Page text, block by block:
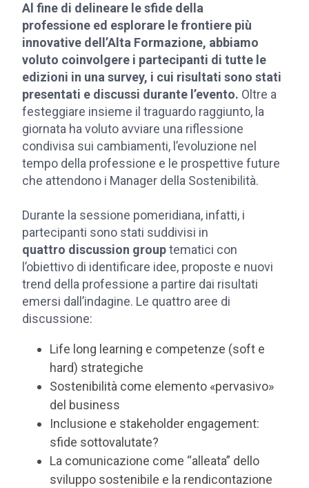
Al fine di delineare le sfide della
professione ed esplorare le frontiere più
innovative dell’Alta Formazione, abbiamo
voluto coinvolgere i partecipanti di tutte le
edizioni in una survey, i cui risultati sono stati
presentati e discussi durante l’evento. Oltre a
festeggiare insieme il traguardo raggiunto, la
giornata ha voluto avviare una riflessione
condivisa sui cambiamenti, l’evoluzione nel
tempo della professione e le prospettive future
che attendono i Manager della Sostenibilità.
Durante la sessione pomeridiana, infatti, i
partecipanti sono stati suddivisi in
quattro discussion grouptematici con
l’obiettivo di identificare idee, proposte e nuovi
trend della professione a partire dai risultati
emersi dall’indagine. Le quattro aree di
discussione:
Life long learning e competenze (soft e
hard) strategiche
Sostenibilità come elemento «pervasivo»
del business
Inclusione e stakeholder engagement:
sfide sottovalutate?
La comunicazione come “alleata” dello
sviluppo sostenibile e la rendicontazione